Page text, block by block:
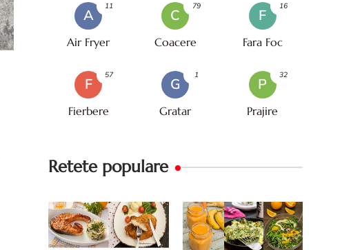
A
Air Fryer
11
C
Coacere
79
F
Fara Foc
16
F
Fierbere
57
G
Gratar
1
P
Prajire
32
Retete populare